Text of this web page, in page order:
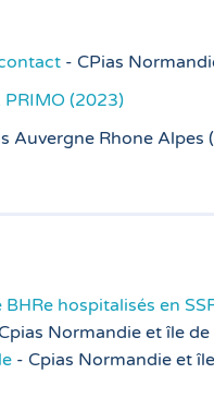
- CPias
(2023)
Auvergne Rhone Alpes
hospitalisés en
Normandie et île
- Cpias Normandie et